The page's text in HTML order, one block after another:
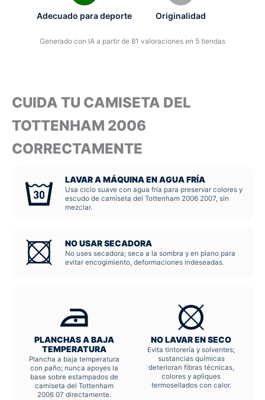
Adecuado para deporte Originalidad
Generado con IA a partir de 81 valoraciones en 5 tiendas
CUIDA TU CAMISETA DEL
TOTTENHAM 2006
CORRECTAMENTE
LAVAR A MÁQUINA EN AGUA FRÍA
Usa ciclo suave con agua fría para preservar colores y
escudo de camiseta del Tottenham 2006 2007, sin
mezclar.
NO USAR SECADORA
No uses secadora; seca a la sombra y en plano para
evitar encogimiento, deformaciones indeseadas.
PLANCHAS A BAJA
TEMPERATURA
Plancha a baja temperatura
con paño; nunca apoyes la
base sobre estampados de
camiseta del Tottenham
2006 07 directamente.
NO LAVAR EN SECO
Evita tintorería y solventes;
sustancias químicas
deterioran fibras técnicas,
colores y apliques
termosellados con calor.